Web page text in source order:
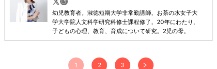
幼児教育者。淑徳短期大学非常勤講師。お茶の水女子大
学大学院人文科学研究科修士課程修了。20年にわたり、
子どもの心理、教育、育成について研究。2児の母。
1 2 3